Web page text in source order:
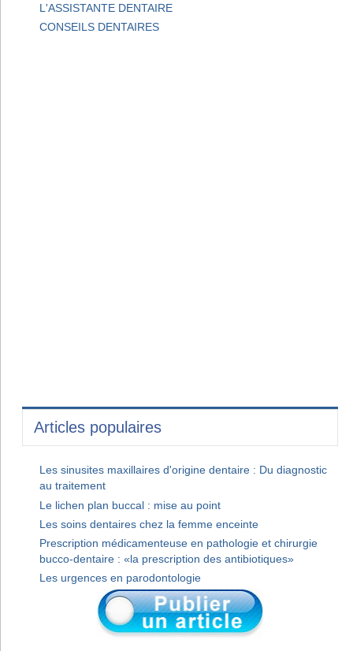
L'ASSISTANTE DENTAIRE
CONSEILS DENTAIRES
Articles populaires
Les sinusites maxillaires d'origine dentaire : Du diagnostic
au traitement
Le lichen plan buccal : mise au point
Les soins dentaires chez la femme enceinte
Prescription médicamenteuse en pathologie et chirurgie
bucco-dentaire : «la prescription des antibiotiques»
Les urgences en parodontologie